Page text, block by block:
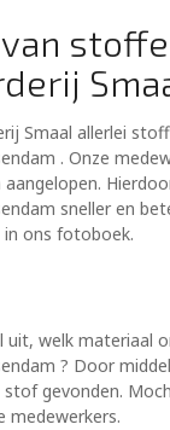
Smaal allerlei
. Onze
sneller en
in ons fotoboek.
uit, welk materiaal
? Door
gevonden.
medewerkers.